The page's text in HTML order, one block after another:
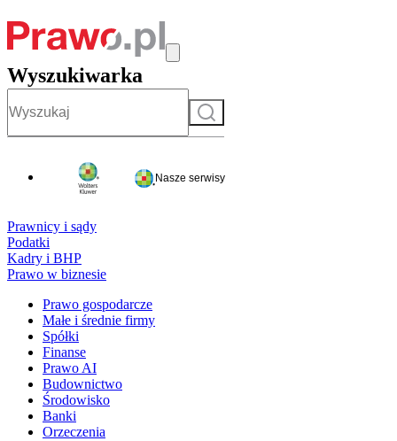
Wyszukiwarka
Szukaj
Nasze serwisy
Prawnicy i sądy
Podatki
Kadry i BHP
Prawo w biznesie
Prawo gospodarcze
Małe i średnie firmy
Spółki
Finanse
Prawo AI
Budownictwo
Środowisko
Banki
Orzeczenia